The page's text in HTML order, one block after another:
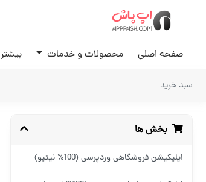
صفحه اصلی محصولات و خدمات بیشتر
سبد خرید
بخش ها
اپلیکیشن فروشگاهی وردپرسی (100% نیتیو)